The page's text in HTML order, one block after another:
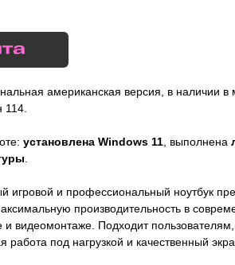
американская версия, в наличии в
114.
установлена Windows 11, выполнена
.
и профессиональный ноутбук
производительность в
и видеомонтаже. Подходит
работа под нагрузкой и качественный